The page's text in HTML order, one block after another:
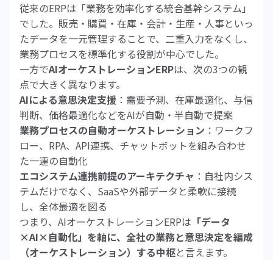
従来のERPは「業務を効率化する統合基幹システム」
でした。販売・購買・在庫・会計・生産・人事といっ
たデータを一元管理することで、二重入力をなくし、
業務プロセスを標準化する役割が中心でした。
一方でAIオーケストレーションERPは、次の3つの観
点で大きく異なります。
AIによる意思決定支援 ：需要予測、在庫最適化、与信
判断、価格最適化などをAIが自動・半自動で提案
業務プロセスの自動オーケストレーション ：ワークフ
ロー、RPA、API連携、チャットボットを組み合わせ
た一連の自動化
エコシステム連携前提のアーキテクチャ ：自社内シス
テムだけでなく、SaaSや外部データと柔軟に接続
し、全体最適を図る
つまり、AIオーケストレーションERPは 「データ
×AI×自動化」を軸に、全社の業務と意思決定を編成
（オーケストレーション）する中枢と言えます。